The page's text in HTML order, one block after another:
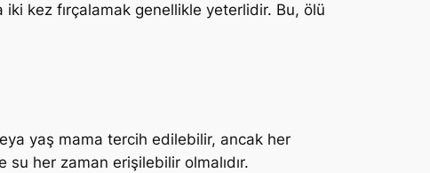
iki kez fırçalamak genellikle yeterlidir. Bu, ölü
yaş mama tercih edilebilir, ancak her
her zaman erişilebilir olmalıdır.